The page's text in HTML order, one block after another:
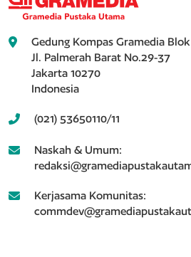
Gedung Kompas Gramedia
Jl. Palmerah Barat No.29-37
Jakarta 10270
Indonesia
(021) 53650110/11
Naskah & Umum:
Kerjasama Komunitas: